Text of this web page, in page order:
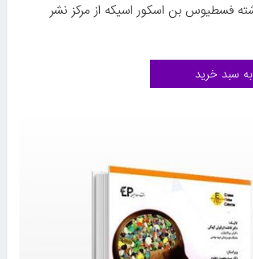
فسطیوس بن اسکور اسیکه از مرکز نشر